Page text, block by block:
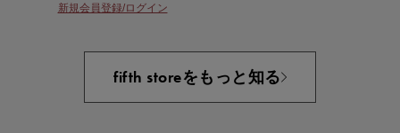
即戦力アイテム続々対象
新規会員登録/ログイン
fifth storeをもっと知る